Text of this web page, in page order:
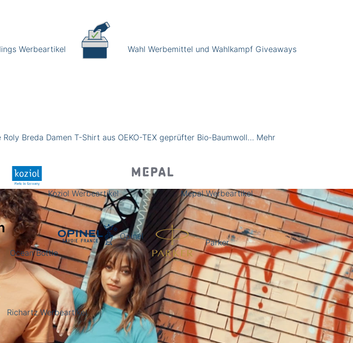
Werbeartikel Wahl Werbemittel und Wahlkampf Giveaways
Koziol Werbeartikel Mepal Werbeartikel
Ocean Bottle
Opinel
Parker
Richartz Werbeartikel
Breda Damen T-Shirt aus OEKO-TEX geprüfter Bio-Baumwoll… Mehr